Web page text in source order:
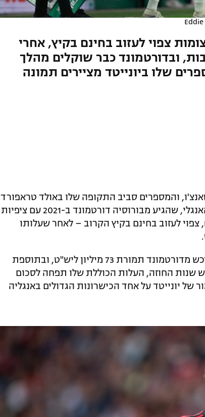
צפוי לעזוב בחינם בקיץ, אחרי
ובדורטמונד כבר שוקלים מהלך
שלו ביונייטד מציירים תמונה
והמספרים סביב התקופה שלו באולד טראפורד
מציגים תמונה עגומה במיוחד. שחקן הכנף האנגלי, שהגיע מבורוסיה דורטמונד ב-2021 עם ציפיות
לעזוב בחינם בקיץ הקרוב – לאחר שעלותו
לפי ניתוח כלכלי של ה"דיילי מייל", סאנצ'ו נרכש מדורטמונד תמורת 73 מיליון ליש"ט, ובתוספת
חמש שנות החוזה, העלות הכוללת שלו תפחה לסכום
של יונייטד על אחד הכישרונות הגדולים באנגליה